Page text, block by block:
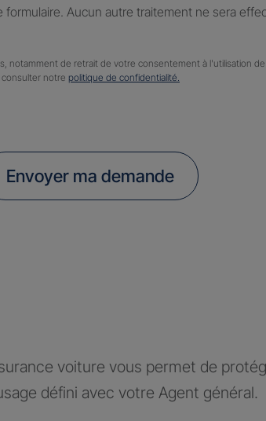
formulaire. Aucun autre traitement ne sera
notamment de retrait de votre consentement à l'utilisation
consulter notre politique de confidentialité.
Envoyer ma demande
voiture vous permet de
défini avec votre Agent général.